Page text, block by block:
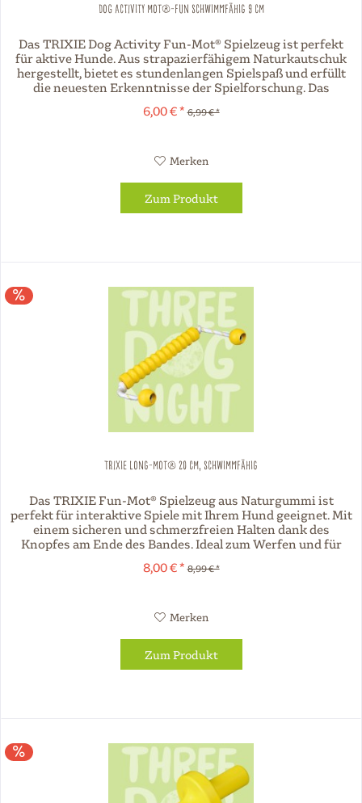
Dog Activity Mot®-Fun schwimmfähig 9 cm
Das TRIXIE Dog Activity Fun-Mot® Spielzeug ist perfekt
für aktive Hunde. Aus strapazierfähigem Naturkautschuk
hergestellt, bietet es stundenlangen Spielspaß und erfüllt
die neuesten Erkenntnisse der Spielforschung. Das
6,00 € * 6,99 € *
Merken
Zum Produkt
TRIXIE Long-Mot® 20 cm, schwimmfähig
Das TRIXIE Fun-Mot® Spielzeug aus Naturgummi ist
perfekt für interaktive Spiele mit Ihrem Hund geeignet. Mit
einem sicheren und schmerzfreien Halten dank des
Knopfes am Ende des Bandes. Ideal zum Werfen und für
8,00 € * 8,99 € *
Merken
Zum Produkt